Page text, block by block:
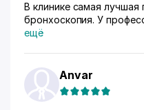
В клинике самая лучшая
бронхоскопия. У
Низамовича.
ещё
Anvar